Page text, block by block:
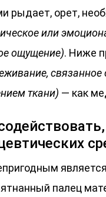
рыдает, орет,
или
ощущение). Ниже
ткани) — как
палец